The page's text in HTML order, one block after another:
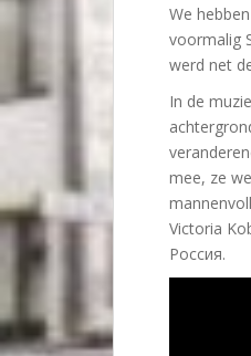
We
voormalig
werd net
In de
mee, ze
Victoria
Россия.